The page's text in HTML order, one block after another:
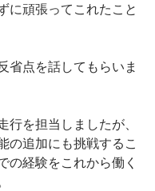
に頑張ってこれたこと
省点を話してもらいま
を担当しましたが、
の追加にも挑戦するこ
の経験をこれから働く